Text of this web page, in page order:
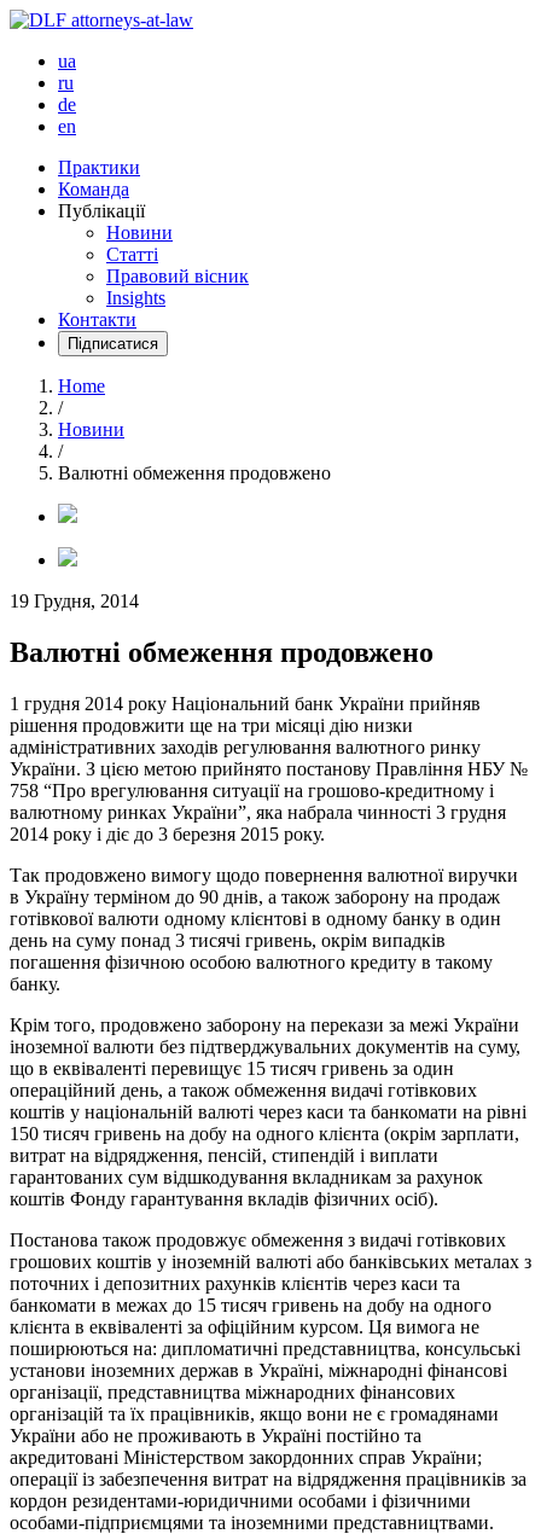
ua
ru
de
en
Практики
Команда
Публікації
Новини
Статті
Правовий вісник
Insights
Контакти
Підписатися
Home
/
Новини
/
Валютні обмеження продовжено
19 Грудня, 2014
Валютні обмеження продовжено
1 грудня 2014 року Національний банк України прийняв
рішення продовжити ще на три місяці дію низки
адміністративних заходів регулювання валютного ринку
України. З цією метою прийнято постанову Правління НБУ №
758 “Про врегулювання ситуації на грошово-кредитному і
валютному ринках України”, яка набрала чинності 3 грудня
2014 року і діє до 3 березня 2015 року.
Так продовжено вимогу щодо повернення валютної виручки
в Україну терміном до 90 днів, а також заборону на продаж
готівкової валюти одному клієнтові в одному банку в один
день на суму понад 3 тисячі гривень, окрім випадків
погашення фізичною особою валютного кредиту в такому
банку.
Крім того, продовжено заборону на перекази за межі України
іноземної валюти без підтверджувальних документів на суму,
що в еквіваленті перевищує 15 тисяч гривень за один
операційний день, а також обмеження видачі готівкових
коштів у національній валюті через каси та банкомати на рівні
150 тисяч гривень на добу на одного клієнта (окрім зарплати,
витрат на відрядження, пенсій, стипендій і виплати
гарантованих сум відшкодування вкладникам за рахунок
коштів Фонду гарантування вкладів фізичних осіб).
Постанова також продовжує обмеження з видачі готівкових
грошових коштів у іноземній валюті або банківських металах з
поточних і депозитних рахунків клієнтів через каси та
банкомати в межах до 15 тисяч гривень на добу на одного
клієнта в еквіваленті за офіційним курсом. Ця вимога не
поширюються на: дипломатичні представництва, консульські
установи іноземних держав в Україні, міжнародні фінансові
організації, представництва міжнародних фінансових
організацій та їх працівників, якщо вони не є громадянами
України або не проживають в Україні постійно та
акредитовані Міністерством закордонних справ України;
операції із забезпечення витрат на відрядження працівників за
кордон резидентами-юридичними особами і фізичними
особами-підприємцями та іноземними представництвами.